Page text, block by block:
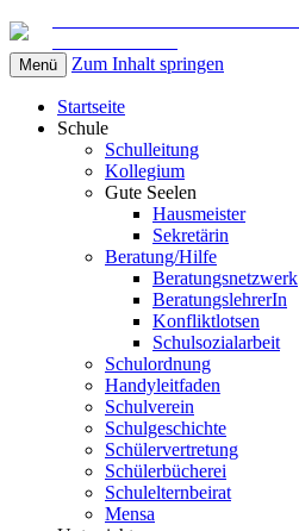
Menü Zum Inhalt springen
Startseite
Schule
Schulleitung
Kollegium
Gute Seelen
Hausmeister
Sekretärin
Beratung/Hilfe
Beratungsnetzwerk
BeratungslehrerIn
Konfliktlotsen
Schulsozialarbeit
Schulordnung
Handyleitfaden
Schulverein
Schulgeschichte
Schülervertretung
Schülerbücherei
Schulelternbeirat
Mensa